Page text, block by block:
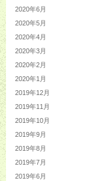
2020年6月
2020年5月
2020年4月
2020年3月
2020年2月
2020年1月
2019年12月
2019年11月
2019年10月
2019年9月
2019年8月
2019年7月
2019年6月